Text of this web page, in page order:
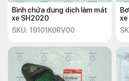
Màu sắc:đen
Kiểu dáng: tinh tế, phù
SH2020
Nếu bạn muốn mua ốp pô màu
mua tại các cửa hàng phụ kiện xe
Thành Online.
Bình chứa dung dịch làm mát
xe SH2020
SKU: 19101K0RV00